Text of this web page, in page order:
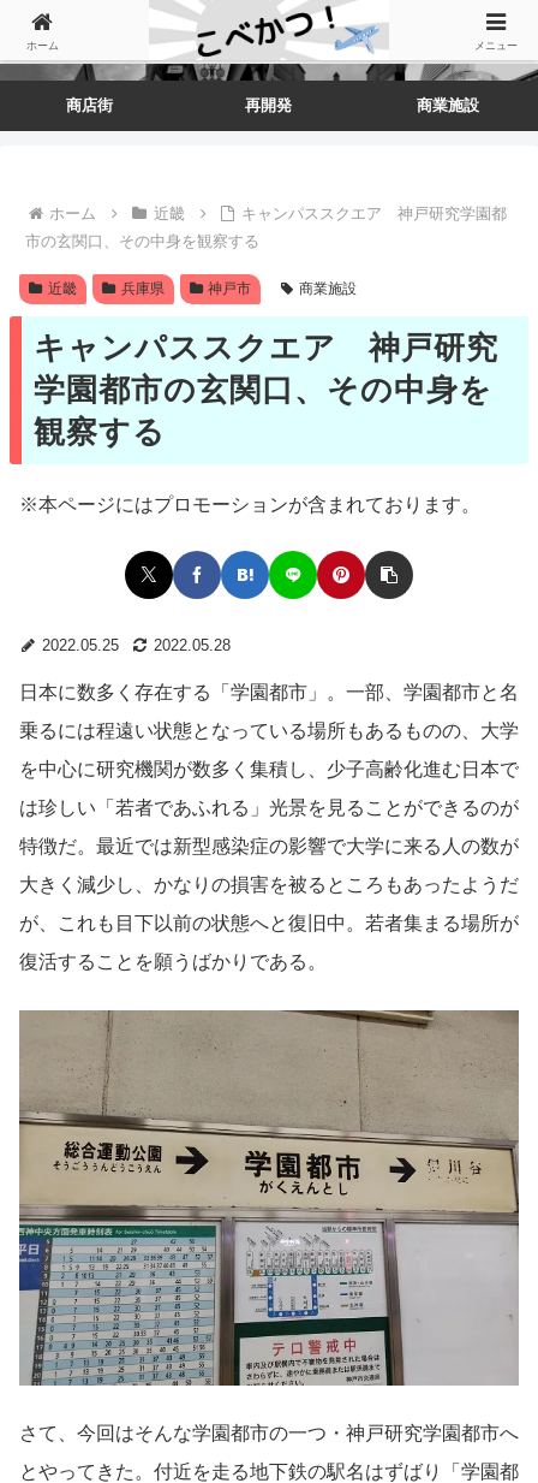
商店街 再開発 商業施設
ホーム 近畿
キャンパススクエア 神戸研究学園都
市の玄関口、その中身を観察する
近畿 兵庫県 神戸市 商業施設
キャンパススクエア 神戸研究
学園都市の玄関口、その中身を
観察する
※本ページにはプロモーションが含まれております。
2022.05.25 2022.05.28
日本に数多く存在する「学園都市」。一部、学園都市と名
乗るには程遠い状態となっている場所もあるものの、大学
を中心に研究機関が数多く集積し、少子高齢化進む日本で
は珍しい「若者であふれる」光景を見ることができるのが
特徴だ。最近では新型感染症の影響で大学に来る人の数が
大きく減少し、かなりの損害を被るところもあったようだ
が、これも目下以前の状態へと復旧中。若者集まる場所が
復活することを願うばかりである。
さて、今回はそんな学園都市の一つ・神戸研究学園都市へ
とやってきた。付近を走る地下鉄の駅名はずばり「学園都
ホーム メニュー